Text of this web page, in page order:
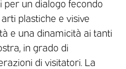
per un dialogo fecondo
plastiche e visive
e una dinamicità ai tanti
in grado di
di visitatori. La